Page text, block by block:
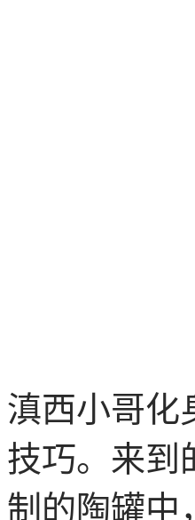
滇西小哥化
技巧。来到
制的陶罐中